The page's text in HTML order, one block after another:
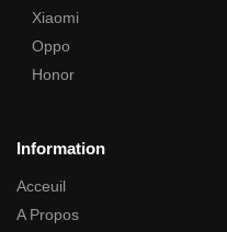
Xiaomi
Oppo
Honor
Information
Acceuil
A Propos